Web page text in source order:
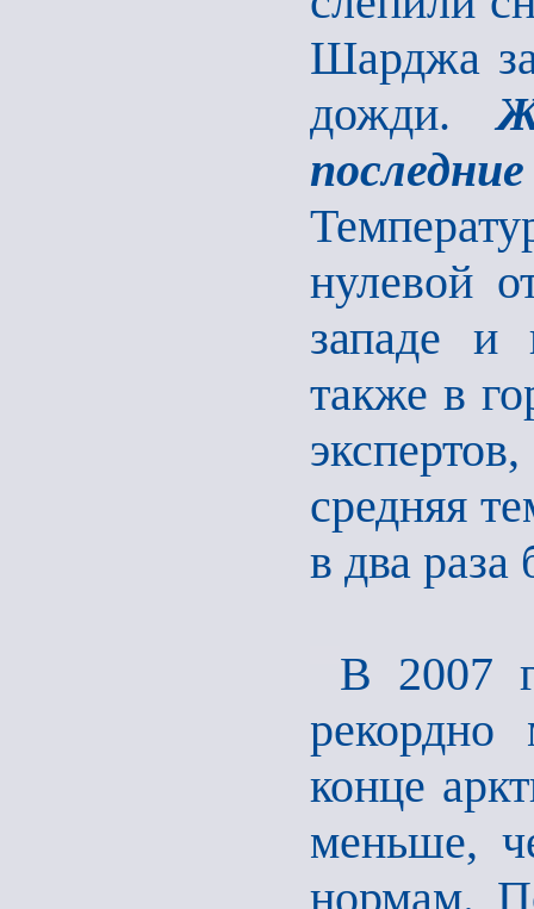
Шарджа
дожди.
нулевой
западе и
также в
средняя
в два
В 2007
конце
меньше,
нормам.